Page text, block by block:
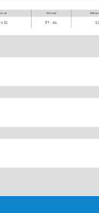
ilk yorumu siz yapın!
Yorum Yaz